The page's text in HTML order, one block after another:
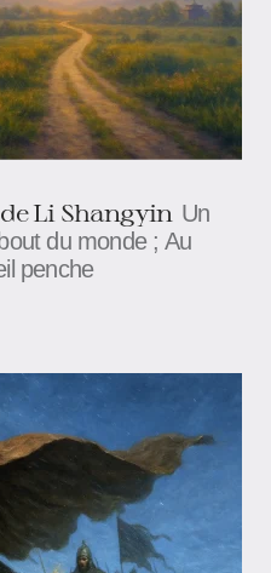
Li Shangyin Un
du monde ; Au
penche